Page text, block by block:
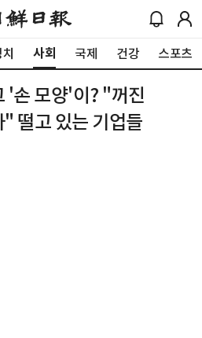
사회 국제 건강 스포츠
'손 모양'이? "꺼진
떨고 있는 기업들